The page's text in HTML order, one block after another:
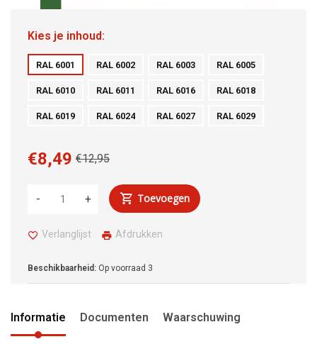
Kies je inhoud:
RAL 6001 RAL 6002 RAL 6003 RAL 6005
RAL 6010 RAL 6011 RAL 6016 RAL 6018
RAL 6019 RAL 6024 RAL 6027 RAL 6029
€12,95
€8,49
+
- Toevoegen
Verlanglijst Afdrukken
Beschikbaarheid: Op voorraad 3
Informatie Documenten Waarschuwing